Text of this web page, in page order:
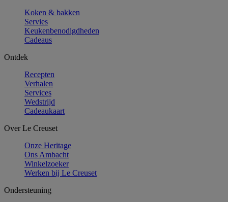
Koken & bakken
Servies
Keukenbenodigdheden
Cadeaus
Ontdek
Recepten
Verhalen
Services
Wedstrijd
Cadeaukaart
Over Le Creuset
Onze Heritage
Ons Ambacht
Winkelzoeker
Werken bij Le Creuset
Ondersteuning